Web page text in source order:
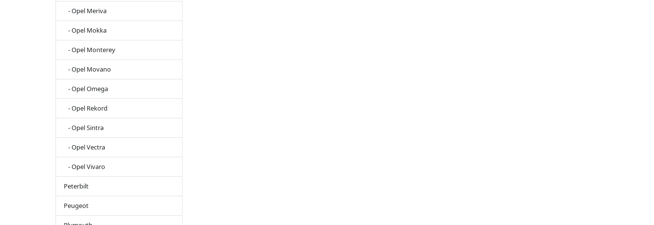
- Opel Meriva
- Opel Mokka
- Opel Monterey
- Opel Movano
- Opel Omega
- Opel Rekord
- Opel Sintra
- Opel Vectra
- Opel Vivaro
Peterbilt
Peugeot